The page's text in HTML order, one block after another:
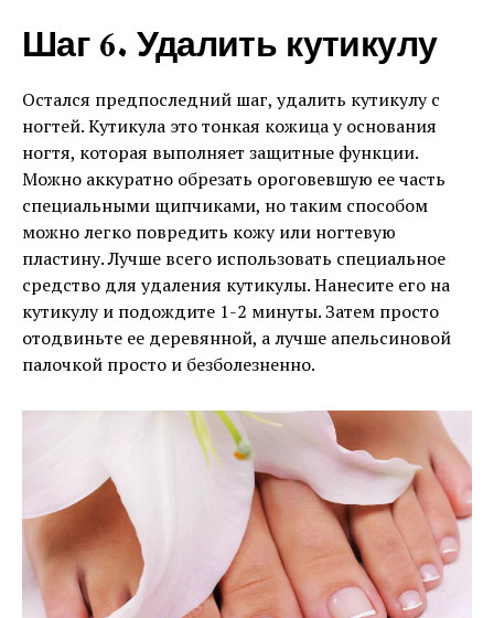
Шаг 6. Удалить кутикулу
Остался предпоследний шаг, удалить кутикулу с
ногтей. Кутикула это тонкая кожица у основания
ногтя, которая выполняет защитные функции.
Можно аккуратно обрезать ороговевшую ее часть
специальными щипчиками, но таким способом
можно легко повредить кожу или ногтевую
пластину. Лучше всего использовать специальное
средство для удаления кутикулы. Нанесите его на
кутикулу и подождите 1-2 минуты. Затем просто
отодвиньте ее деревянной, а лучше апельсиновой
палочкой просто и безболезненно.